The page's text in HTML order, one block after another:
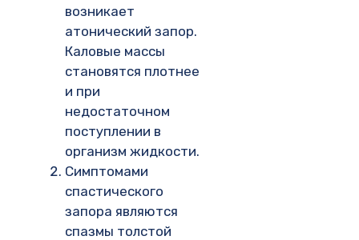
возникает
атонический запор.
Каловые массы
становятся плотнее
и при
недостаточном
поступлении в
организм жидкости.
Симптомами
спастического
запора являются
спазмы толстой